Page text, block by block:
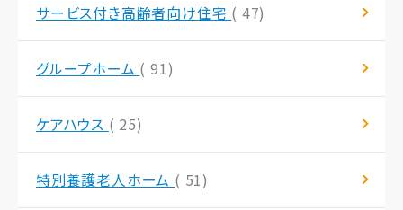
サービス付き高齢者向け住宅 ( 47)
グループホーム ( 91)
ケアハウス ( 25)
特別養護老人ホーム ( 51)